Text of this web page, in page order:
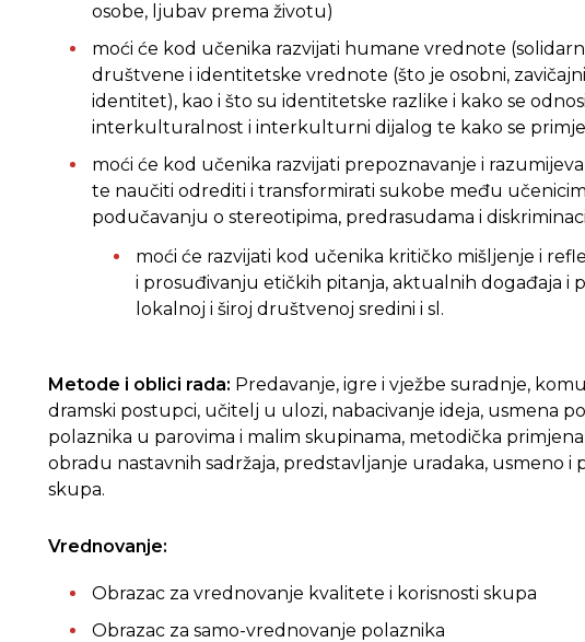
osobe, ljubav prema životu)
moći će kod učenika razvijati humane vrednote
društvene i identitetske vrednote (što je osobni,
identitet), kao i što su identitetske razlike i kako se
interkulturalnost i interkulturni dijalog te kako se
moći će kod učenika razvijati prepoznavanje i
te naučiti odrediti i transformirati sukobe među
podučavanju o stereotipima, predrasudama i
moći će razvijati kod učenika kritičko mišljenje i
i prosuđivanju etičkih pitanja, aktualnih događaja i
lokalnoj i široj društvenoj sredini i sl.
Metode i oblici rada: Predavanje, igre i vježbe suradnje,
dramski postupci, učitelj u ulozi, nabacivanje ideja, usmena
polaznika u parovima i malim skupinama, metodička
obradu nastavnih sadržaja, predstavljanje uradaka, usmeno
skupa.
Vrednovanje:
Obrazac za vrednovanje kvalitete i korisnosti skupa
Obrazac za samo-vrednovanje polaznika